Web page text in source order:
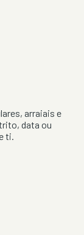
arraiais e
data ou
ti.